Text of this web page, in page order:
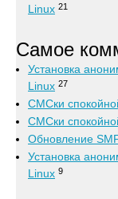
Linux 21
Самое
Установка
Linux 27
СМСки
СМСки
Обновление
Установка
Linux 9